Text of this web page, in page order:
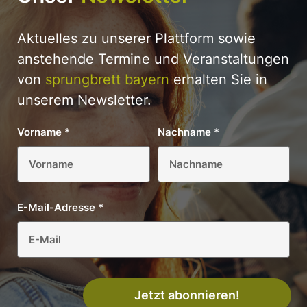
Aktuelles zu unserer Plattform sowie
anstehende Termine und Veranstaltungen
von sprungbrett bayernerhalten Sie in
unserem Newsletter.
Vorname * Nachname *
E-Mail-Adresse *
Jetzt abonnieren!